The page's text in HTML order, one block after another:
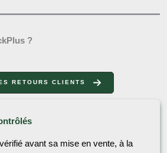
?
RETOURS CLIENTS
avant sa mise en vente, à la